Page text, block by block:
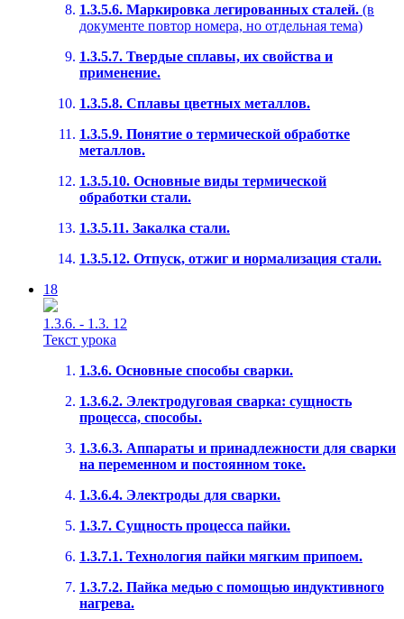
1.3.5.6. Маркировка легированных сталей. (в
документе повтор номера, но отдельная тема)
1.3.5.7. Твердые сплавы, их свойства и
применение.
1.3.5.8. Сплавы цветных металлов.
1.3.5.9. Понятие о термической обработке
металлов.
1.3.5.10. Основные виды термической
обработки стали.
1.3.5.11. Закалка стали.
1.3.5.12. Отпуск, отжиг и нормализация стали.
18
1.3.6. - 1.3. 12
Текст урока
1.3.6. Основные способы сварки.
1.3.6.2. Электродуговая сварка: сущность
процесса, способы.
1.3.6.3. Аппараты и принадлежности для сварки
на переменном и постоянном токе.
1.3.6.4. Электроды для сварки.
1.3.7. Сущность процесса пайки.
1.3.7.1. Технология пайки мягким припоем.
1.3.7.2. Пайка медью с помощью индуктивного
нагрева.